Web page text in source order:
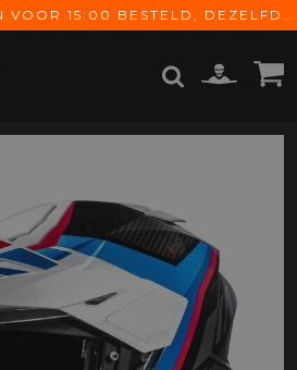
OP ONZE WERKDAGEN VOOR 15:00 BESTELD, DEZELFDE DAG VERZONDEN! GRATIS VERZENDING VANAF € 65,-